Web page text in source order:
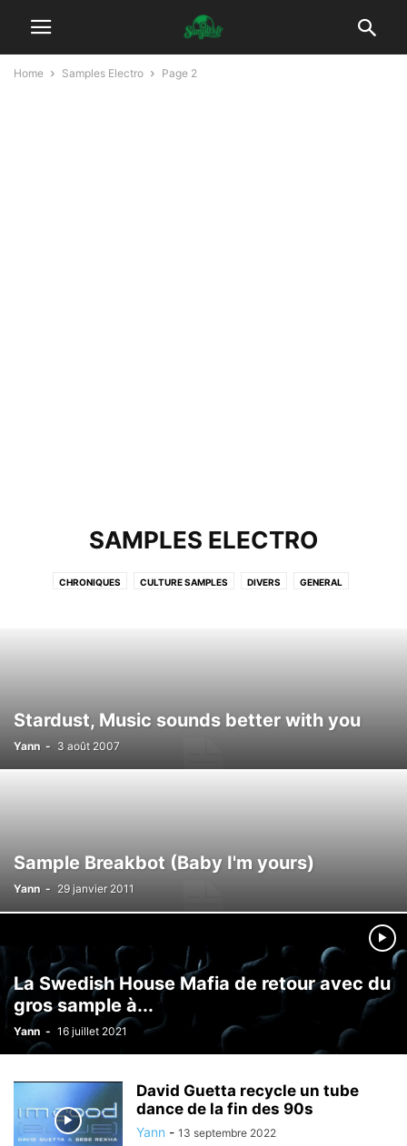
Home Samples Electro Page 2
SAMPLES ELECTRO
CHRONIQUES CULTURE SAMPLES DIVERS GENERAL
Stardust, Music sounds better with you
Yann - 3 août 2007
Sample Breakbot (Baby I'm yours)
Yann - 29 janvier 2011
La Swedish House Mafia de retour avec du
gros sample à...
Yann - 16 juillet 2021
David Guetta recycle un tube
dance de la fin des 90s
Yann - 13 septembre 2022